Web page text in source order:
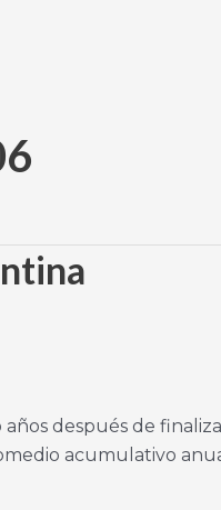
años después de
acumulativo